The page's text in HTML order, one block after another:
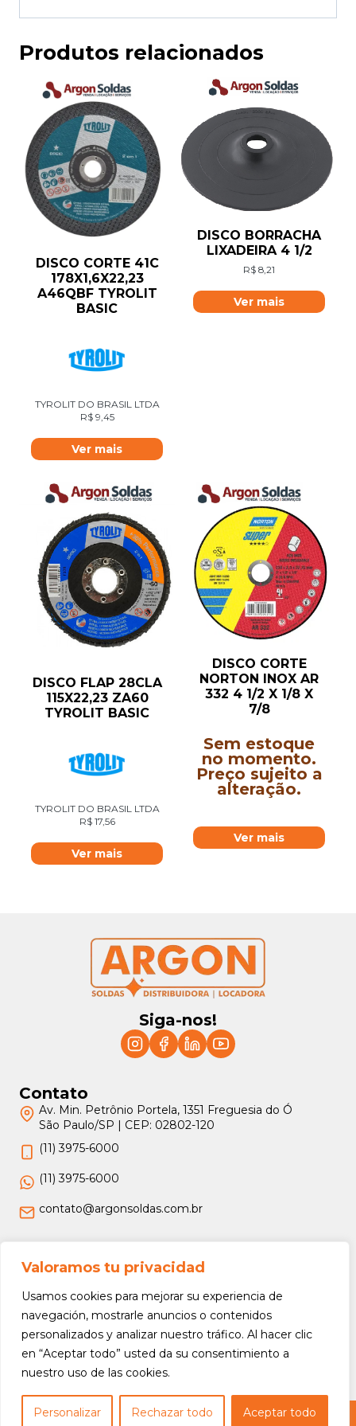
Valoramos tu privacidad
Usamos cookies para mejorar su experiencia de
navegación, mostrarle anuncios o contenidos
personalizados y analizar nuestro tráfico. Al hacer clic
en “Aceptar todo” usted da su consentimiento a
nuestro uso de las cookies.
Personalizar Rechazar todo Aceptar todo
Produtos relacionados
DISCO CORTE 41C
178X1,6X22,23
A46QBF TYROLIT
BASIC
TYROLIT DO BRASIL LTDA
R$9,45
Ver mais
DISCO BORRACHA
LIXADEIRA 4 1/2
R$ 8,21
Ver mais
DISCO FLAP 28CLA
115X22,23 ZA60
TYROLIT BASIC
TYROLIT DO BRASIL LTDA
R$17,56
Ver mais
DISCO CORTE
NORTON INOX AR
332 4 1/2 X 1/8 X
7/8
Sem estoque
no momento.
Preço sujeito a
alteração.
Ver mais
Siga-nos!
Contato
Av. Min. Petrônio Portela, 1351 Freguesia do Ó
São Paulo/SP | CEP: 02802-120
(11) 3975-6000
(11) 3975-6000
contato@argonsoldas.com.br
Jurídico
Termos e Condições
Política de Privacidade
Política de Devolução e Reembolso
Copyright © 2026 Argon Soldas (Lei 9610 de 19/02/1998) - Todos os direitos